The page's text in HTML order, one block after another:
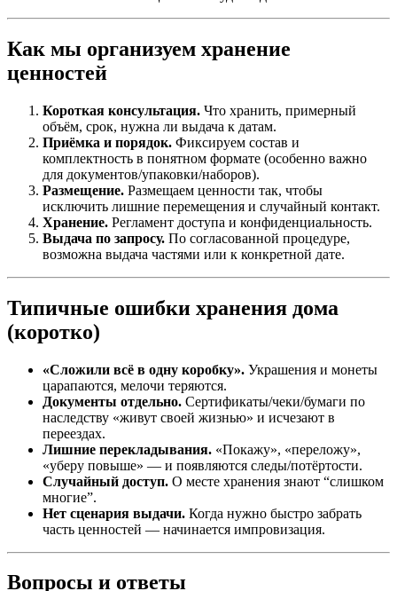
Как мы организуем хранение
ценностей
Короткая консультация. Что хранить, примерный
объём, срок, нужна ли выдача к датам.
Приёмка и порядок. Фиксируем состав и
комплектность в понятном формате (особенно важно
для документов/упаковки/наборов).
Размещение. Размещаем ценности так, чтобы
исключить лишние перемещения и случайный контакт.
Хранение. Регламент доступа и конфиденциальность.
Выдача по запросу. По согласованной процедуре,
возможна выдача частями или к конкретной дате.
Типичные ошибки хранения дома
(коротко)
«Сложили всё в одну коробку». Украшения и монеты
царапаются, мелочи теряются.
Документы отдельно. Сертификаты/чеки/бумаги по
наследству «живут своей жизнью» и исчезают в
переездах.
Лишние перекладывания. «Покажу», «переложу»,
«уберу повыше» — и появляются следы/потёртости.
Случайный доступ. О месте хранения знают “слишком
многие”.
Нет сценария выдачи. Когда нужно быстро забрать
часть ценностей — начинается импровизация.
Вопросы и ответы